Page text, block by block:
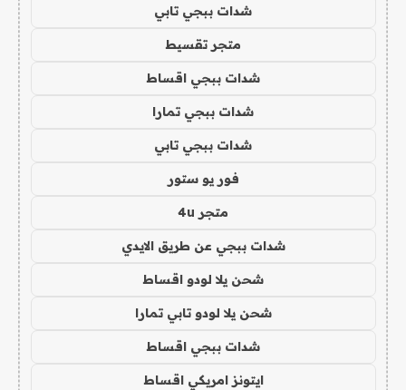
شدات ببجي تابي
متجر تقسيط
شدات ببجي اقساط
شدات ببجي تمارا
شدات ببجي تابي
فور يو ستور
متجر 4u
شدات ببجي عن طريق الايدي
شحن يلا لودو اقساط
شحن يلا لودو تابي تمارا
شدات ببجي اقساط
ايتونز امريكي اقساط